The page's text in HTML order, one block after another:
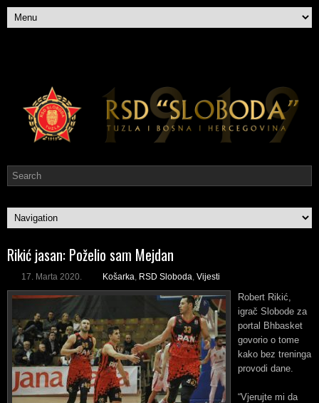
Rikić jasan: Poželio sam Mejdan
17. Marta 2020. Košarka RSD Sloboda Vijesti
Robert Rikić,
igrač Slobode za
portal Bhbasket
govorio o tome
kako bez treninga
provodi dane.
“Vjerujte mi da